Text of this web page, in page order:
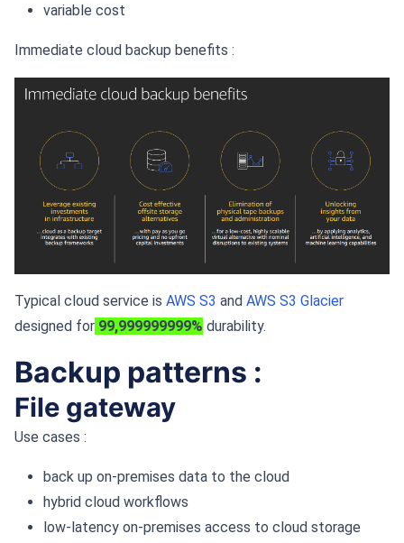
variable cost
Immediate cloud backup benefits :
Typical cloud service is AWS S3 and AWS S3 Glacier
designed for 99,999999999% durability.
Backup patterns :
File gateway
Use cases :
back up on-premises data to the cloud
hybrid cloud workflows
low-latency on-premises access to cloud storage